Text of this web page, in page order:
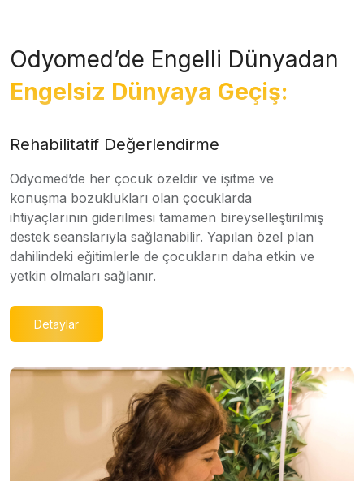
Odyomed’de Engelli Dünyadan
Engelsiz Dünyaya Geçiş:
Rehabilitatif Değerlendirme
Odyomed’de her çocuk özeldir ve işitme ve
konuşma bozuklukları olan çocuklarda
ihtiyaçlarının giderilmesi tamamen bireyselleştirilmiş
destek seanslarıyla sağlanabilir. Yapılan özel plan
dahilindeki eğitimlerle de çocukların daha etkin ve
yetkin olmaları sağlanır.
Detaylar